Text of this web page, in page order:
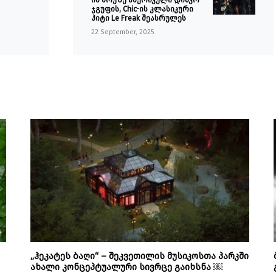
ჯგუფის, Chic-ის კლასიკური
ჰიტი Le Freak შეასრულეს
22 September, 2025
„ჰეკატეს ბაღი“ – შეკვეთილის მუსიკოსთა პარკში
ახალი კონცეპტუალური სივრცე გაიხსნა ￼